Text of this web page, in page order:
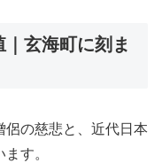
玄海町に刻ま
の慈悲と、近代日本
す。